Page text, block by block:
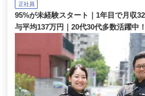
正社員
95%が未経験スタート｜1年目で月収
与平均137万円｜20代30代多数活躍中！